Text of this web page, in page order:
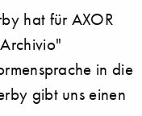
hat für AXOR
in die
gibt uns einen